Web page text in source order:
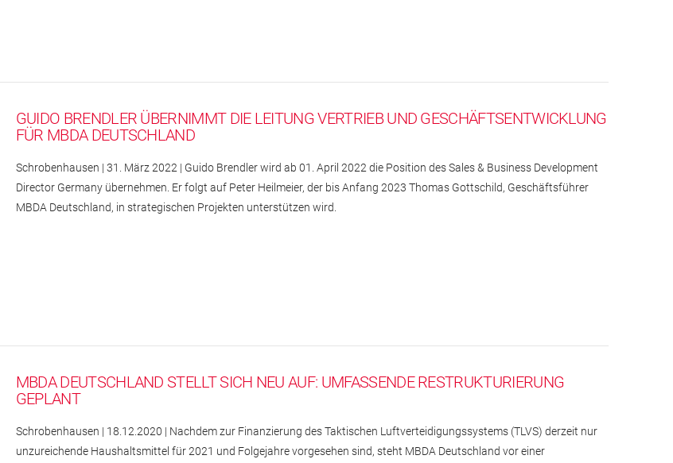
GUIDO BRENDLER ÜBERNIMMT DIE LEITUNG VERTRIEB UND GESCHÄFTSENTWICKLUNG
FÜR MBDA DEUTSCHLAND
Schrobenhausen | 31. März 2022 | Guido Brendler wird ab 01. April 2022 die Position des Sales & Business Development
Director Germany übernehmen. Er folgt auf Peter Heilmeier, der bis Anfang 2023 Thomas Gottschild, Geschäftsführer
MBDA Deutschland, in strategischen Projekten unterstützen wird.
MBDA DEUTSCHLAND STELLT SICH NEU AUF: UMFASSENDE RESTRUKTURIERUNG
GEPLANT
Schrobenhausen | 18.12.2020 | Nachdem zur Finanzierung des Taktischen Luftverteidigungssystems (TLVS) derzeit nur
unzureichende Haushaltsmittel für 2021 und Folgejahre vorgesehen sind, steht MBDA Deutschland vor einer